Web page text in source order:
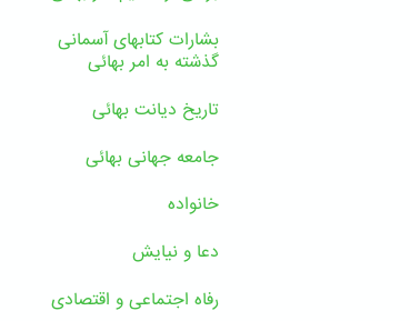
بشارات کتابهای آسمانی
گذشته به امر بهائی
تاریخ دیانت بهائی
جامعه جهانی بهائی
خانواده
دعا و نیایش
رفاه اجتماعی و اقتصادی